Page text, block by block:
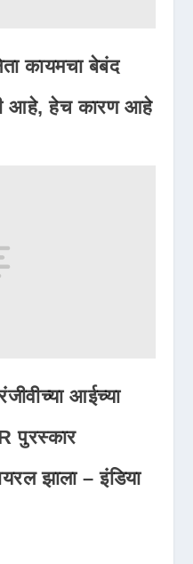
कायमचा बेबंद
आहे, हेच कारण आहे
आईच्या
पुरस्कार
झाला – इंडिया